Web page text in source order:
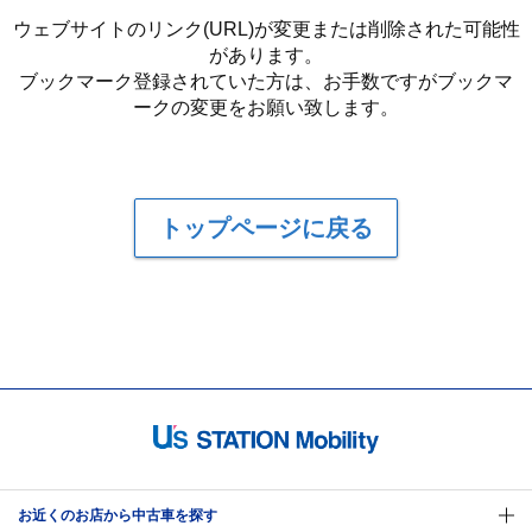
ウェブサイトのリンク(URL)が変更または削除された可能性
があります。
ブックマーク登録されていた方は、お手数ですがブックマ
ークの変更をお願い致します。
トップページに戻る
お近くのお店から中古車を探す